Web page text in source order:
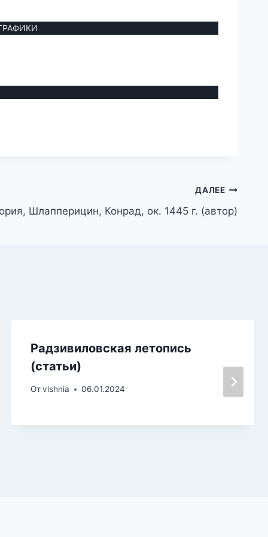
ДАЛЕЕ
Шлапперицин, Конрад, ок. 1445 г. (автор)
Радзивиловская летопись
(статьи)
От vishnia 06.01.2024